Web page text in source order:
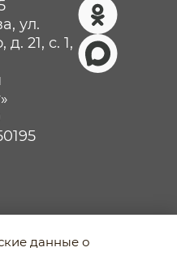
ул.
21, с. 1,
в Agency-5
данные о